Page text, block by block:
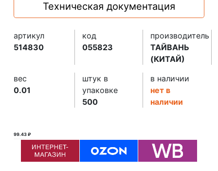
Техническая документация
артикул
514830
код
055823
производитель
ТАЙВАНЬ
(КИТАЙ)
вес
0.01
штук в
упаковке
500
в наличии
нет в
наличии
99.43 ₽